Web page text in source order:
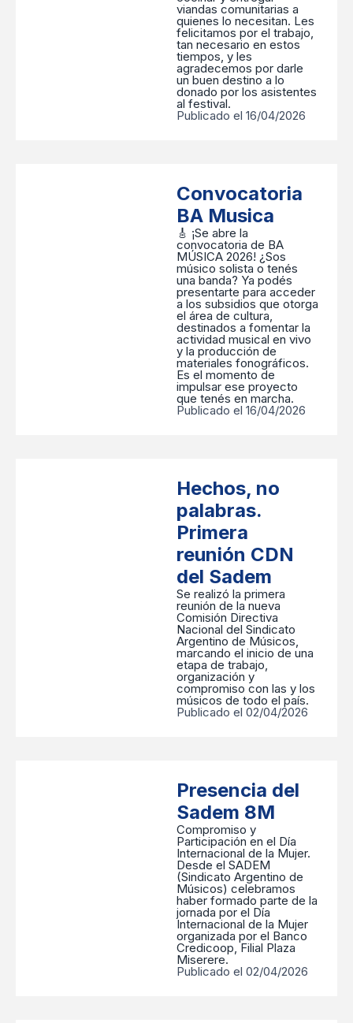
viandas comunitarias a
quienes lo necesitan. Les
felicitamos por el trabajo,
tan necesario en estos
tiempos, y les
agradecemos por darle
un buen destino a lo
donado por los asistentes
al festival.
Publicado el 16/04/2026
Convocatoria
BA Musica
🎸 ¡Se abre la
convocatoria de BA
MÚSICA 2026! ¿Sos
músico solista o tenés
una banda? Ya podés
presentarte para acceder
a los subsidios que otorga
el área de cultura,
destinados a fomentar la
actividad musical en vivo
y la producción de
materiales fonográficos.
Es el momento de
impulsar ese proyecto
que tenés en marcha.
Publicado el 16/04/2026
Hechos, no
palabras.
Primera
reunión CDN
del Sadem
Se realizó la primera
reunión de la nueva
Comisión Directiva
Nacional del Sindicato
Argentino de Músicos,
marcando el inicio de una
etapa de trabajo,
organización y
compromiso con las y los
músicos de todo el país.
Publicado el 02/04/2026
Presencia del
Sadem 8M
Compromiso y
Participación en el Día
Internacional de la Mujer.
Desde el SADEM
(Sindicato Argentino de
Músicos) celebramos
haber formado parte de la
jornada por el Día
Internacional de la Mujer
organizada por el Banco
Credicoop, Filial Plaza
Miserere.
Publicado el 02/04/2026